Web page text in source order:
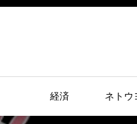
経済 ネトウ